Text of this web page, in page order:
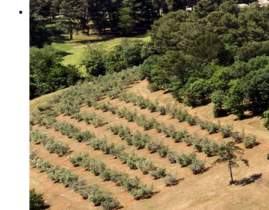
Znanstveno Vijeće
Rad Znanstvenog vijeća
Etičko povjerenstvo
Etički kodeks
Financiranje
Proračun
Potpore
PROGRAMSKO FINANCIRANJE
Izvještavanje po uredbi
Projekti Instituta
Dialogue4Tourism
REVIVE
WASTEREDUCE
MITOMED+
WINTERMED
CASTWATER